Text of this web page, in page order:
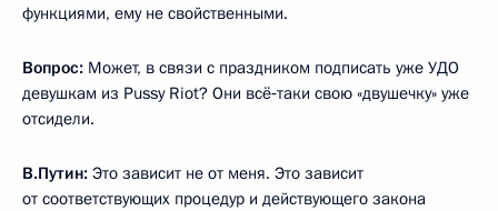
функциями, ему не свойственными.
Вопрос: Может, в связи с праздником подписать уже УДО
девушкам из Pussy Riot? Они всё‑таки свою «двушечку» уже
отсидели.
В.Путин: Это зависит не от меня. Это зависит
от соответствующих процедур и действующего закона